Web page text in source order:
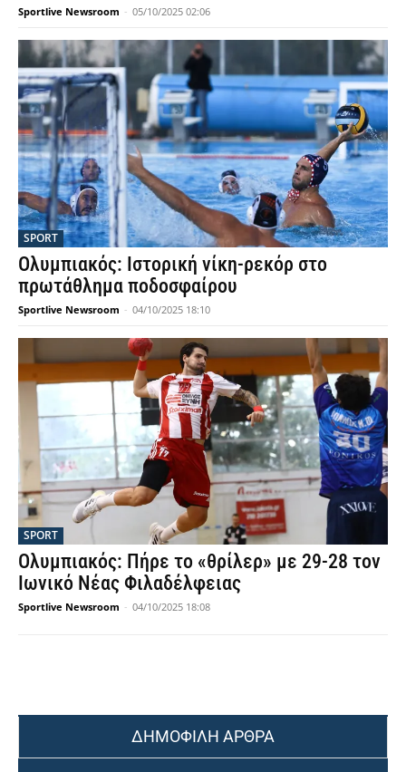
Sportlive Newsroom - 05/10/2025 02:06
SPORT
Ολυμπιακός: Ιστορική νίκη-ρεκόρ στο
πρωτάθλημα ποδοσφαίρου
Sportlive Newsroom - 04/10/2025 18:10
SPORT
Ολυμπιακός: Πήρε το «θρίλερ» με 29-28 τον
Ιωνικό Νέας Φιλαδέλφειας
Sportlive Newsroom - 04/10/2025 18:08
ΔΗΜΟΦΙΛΗ ΑΡΘΡΑ